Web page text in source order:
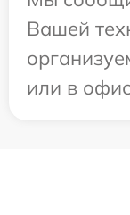
Вашей
или в